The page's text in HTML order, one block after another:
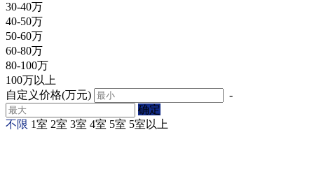
30-40万
40-50万
50-60万
60-80万
80-100万
100万以上
自定义价格(万元)
-
确定
不限 1室 2室 3室 4室 5室 5室以上